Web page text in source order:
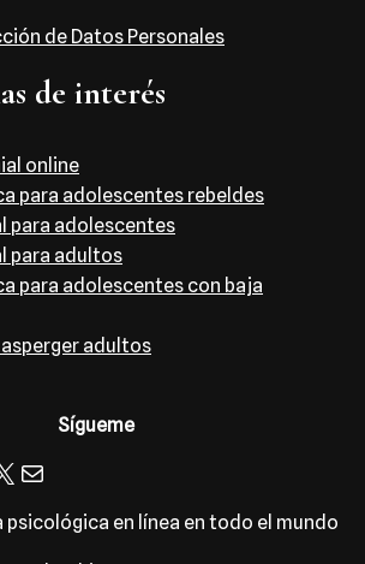
de Datos Personales
de interés
online
para adolescentes rebeldes
para adolescentes
para adultos
para adolescentes con baja
adultos
Sígueme
psicológica en línea en todo el mundo